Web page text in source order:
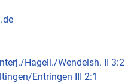
​Hagell./​Wendelsh. II 3:2
Entringen III 2:1